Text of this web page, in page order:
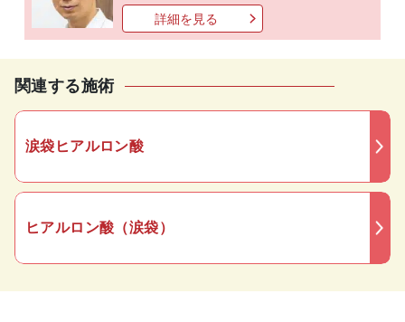
詳細を見る
関連する施術
涙袋ヒアルロン酸
ヒアルロン酸（涙袋）